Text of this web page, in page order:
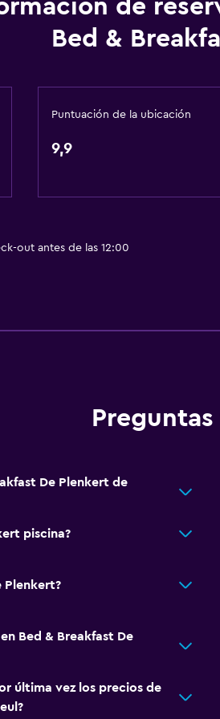
de
Bed &
Puntuación de la ubicación
9,9
out antes de las 12:00
De Plenkert de
piscina?
Plenkert?
Bed & Breakfast De
última vez los precios de